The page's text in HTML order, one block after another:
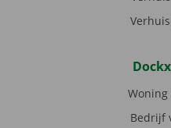
Bedrijf